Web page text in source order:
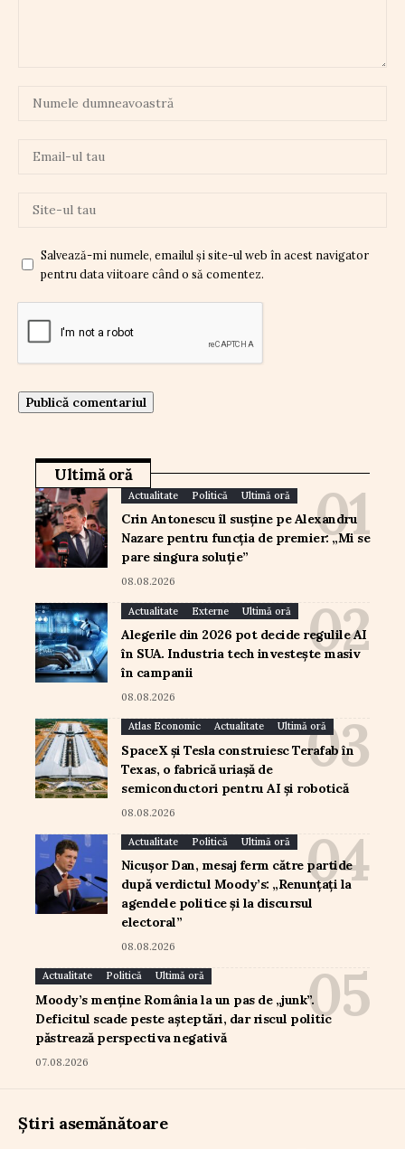
Salvează-mi numele, emailul și site-ul web în acest navigator
pentru data viitoare când o să comentez.
Ultimă oră
Actualitate Politică Ultimă oră
Crin Antonescu îl susține pe Alexandru
Nazare pentru funcția de premier: „Mi se
pare singura soluție”
08.08.2026
Actualitate Externe Ultimă oră
Alegerile din 2026 pot decide regulile AI
în SUA. Industria tech investește masiv
în campanii
08.08.2026
Atlas Economic Actualitate Ultimă oră
SpaceX și Tesla construiesc Terafab în
Texas, o fabrică uriașă de
semiconductori pentru AI și robotică
08.08.2026
Actualitate Politică Ultimă oră
Nicușor Dan, mesaj ferm către partide
după verdictul Moody’s: „Renunțați la
agendele politice și la discursul
electoral”
08.08.2026
Actualitate Politică Ultimă oră
Moody’s menține România la un pas de „junk”.
Deficitul scade peste așteptări, dar riscul politic
păstrează perspectiva negativă
07.08.2026
Știri asemănătoare